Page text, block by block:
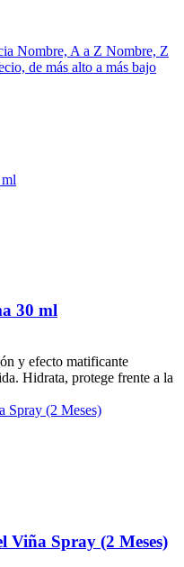
Nombre, A a Z Nombre, Z
de más alto a más bajo
30 ml
y efecto matificante
Hidrata, protege frente a la
Spray (2 Meses)